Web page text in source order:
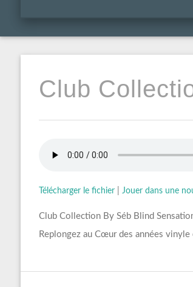
Club
Télécharger le fichier| Jouer dans une
Club Collection By Séb Blind
Replongez au Cœur des années